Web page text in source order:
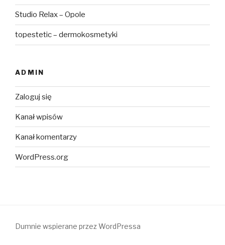
Studio Relax – Opole
topestetic – dermokosmetyki
ADMIN
Zaloguj się
Kanał wpisów
Kanał komentarzy
WordPress.org
Dumnie wspierane przez WordPressa